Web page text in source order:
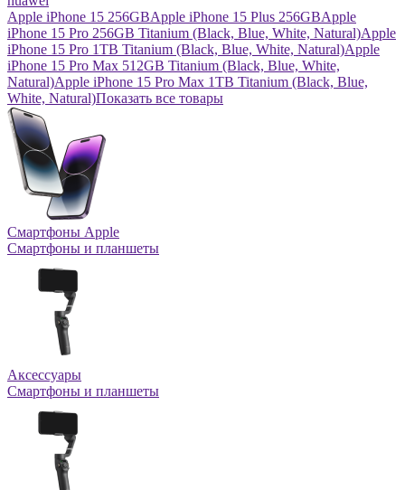
Apple iPhone 15 256GBApple iPhone 15 Plus 256GBApple
iPhone 15 Pro 256GB Titanium (Black, Blue, White, Natural)Apple
iPhone 15 Pro 1TB Titanium (Black, Blue, White, Natural)Apple
iPhone 15 Pro Max 512GB Titanium (Black, Blue, White,
Natural)Apple iPhone 15 Pro Max 1TB Titanium (Black, Blue,
White, Natural)Показать все товары
Смартфоны Apple
Смартфоны и планшеты
Аксессуары
Смартфоны и планшеты